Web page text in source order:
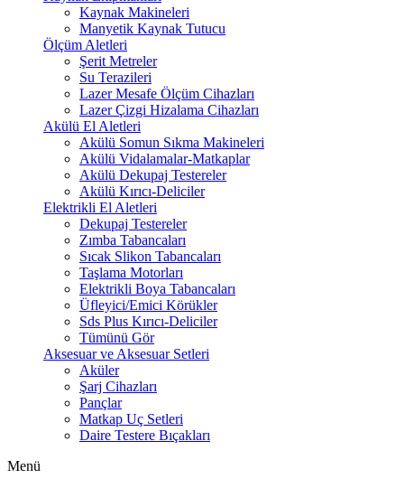
Kaynak Makineleri
Manyetik Kaynak Tutucu
Ölçüm Aletleri
Şerit Metreler
Su Terazileri
Lazer Mesafe Ölçüm Cihazları
Lazer Çizgi Hizalama Cihazları
Akülü El Aletleri
Akülü Somun Sıkma Makineleri
Akülü Vidalamalar-Matkaplar
Akülü Dekupaj Testereler
Akülü Kırıcı-Deliciler
Elektrikli El Aletleri
Dekupaj Testereler
Zımba Tabancaları
Sıcak Slikon Tabancaları
Taşlama Motorları
Elektrikli Boya Tabancaları
Üfleyici/Emici Körükler
Sds Plus Kırıcı-Deliciler
Tümünü Gör
Aksesuar ve Aksesuar Setleri
Aküler
Şarj Cihazları
Pançlar
Matkap Uç Setleri
Daire Testere Bıçakları
Menü